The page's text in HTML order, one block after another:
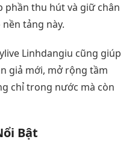
phần thu hút và giữ chân
tảng này.
Linhdangiu cũng giúp
giả mới, mở rộng tầm
chỉ trong nước mà còn
Bật